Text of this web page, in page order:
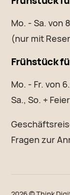
Mo. - Sa. von
(nur mit
Frühstück
Mo. - Fr. von
Sa., So. +
Fragen zur